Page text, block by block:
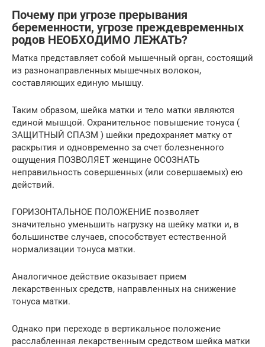
Почему при угрозе прерывания
беременности, угрозе преждевременных
родов НЕОБХОДИМО ЛЕЖАТЬ?
Матка представляет собой мышечный орган, состоящий
из разнонаправленных мышечных волокон,
составляющих единую мышцу.
Таким образом, шейка матки и тело матки являются
единой мышцой. Охранительное повышение тонуса (
ЗАЩИТНЫЙ СПАЗМ ) шейки предохраняет матку от
раскрытия и одновременно за счет болезненного
ощущения ПОЗВОЛЯЕТ женщине ОСОЗНАТЬ
неправильность совершенных (или совершаемых) ею
действий.
ГОРИЗОНТАЛЬНОЕ ПОЛОЖЕНИЕ позволяет
значительно уменьшить нагрузку на шейку матки и, в
большинстве случаев, способствует естественной
нормализации тонуса матки.
Аналогичное действие оказывает прием
лекарственных средств, направленных на снижение
тонуса матки.
Однако при переходе в вертикальное положение
расслабленная лекарственным средством шейка матки